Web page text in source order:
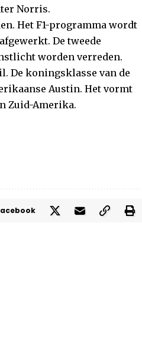
Norris.
Het F1-programma wordt
De tweede
worden verreden.
De koningsklasse van de
Austin. Het vormt
Zuid-Amerika.